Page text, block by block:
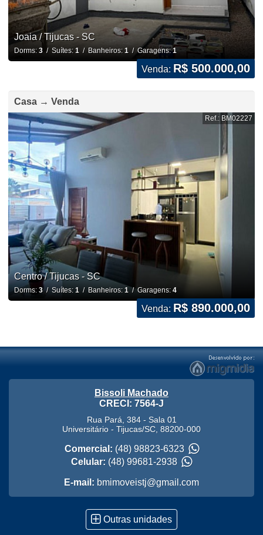
Joaia / Tijucas - SC
Dorms: 3/ Suítes: 1/ Banheiros: 1/ Garagens:1
Venda: R$ 500.000,00
Casa → Venda
Ref.: BM02227
Centro / Tijucas - SC
Dorms: 3/ Suítes: 1 / Banheiros: 1 / Garagens: 4
Venda: R$ 890.000,00
Bissoli Machado
CRECI: 7564-J
Rua Pará, 384 - Sala 01
Universitário - Tijucas/SC 88200-000
Comercial: (48) 98823-6323
Celular: (48) 99681-2938
E-mail: bmimoveistj@gmail.com
Outras unidades